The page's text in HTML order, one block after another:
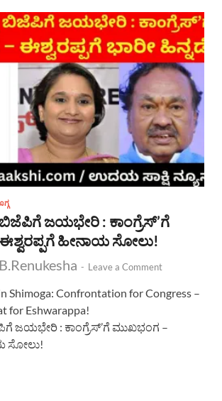
ಬಿಜೆಪಿಗೆ ಜಯಭೇರಿ : ಕಾಂಗ್ರೆಸ್’ಗೆ
ಹೀನಾಯ ಸೋಲು!
B.Renukesha - Leave a Comment
Shimoga: Confrontation for Congress –
for Eshwarappa!
ಜಯಭೇರಿ : ಕಾಂಗ್ರೆಸ್’ಗೆ ಮುಖಭಂಗ –
ಸೋಲು!